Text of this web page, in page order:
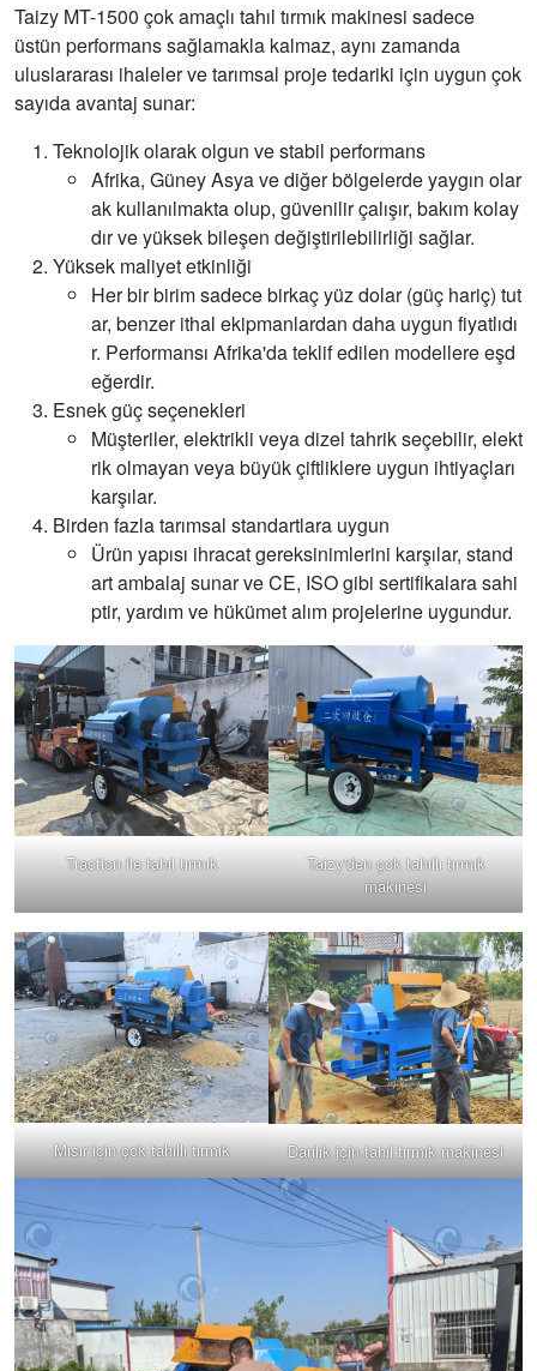
Taizy MT-1500 çok amaçlı tahıl tırmık makinesi sadece
üstün performans sağlamakla kalmaz, aynı zamanda
uluslararası ihaleler ve tarımsal proje tedariki için uygun çok
sayıda avantaj sunar:
Teknolojik olarak olgun ve stabil performans
Afrika, Güney Asya ve diğer bölgelerde yaygın olar
ak kullanılmakta olup, güvenilir çalışır, bakım kolay
dır ve yüksek bileşen değiştirilebilirliği sağlar.
Yüksek maliyet etkinliği
Her bir birim sadece birkaç yüz dolar (güç hariç) tut
ar, benzer ithal ekipmanlardan daha uygun fiyatlıdı
r. Performansı Afrika'da teklif edilen modellere eşd
eğerdir.
Esnek güç seçenekleri
Müşteriler, elektrikli veya dizel tahrik seçebilir, elekt
rik olmayan veya büyük çiftliklere uygun ihtiyaçları
karşılar.
Birden fazla tarımsal standartlara uygun
Ürün yapısı ihracat gereksinimlerini karşılar, stand
art ambalaj sunar ve CE, ISO gibi sertifikalara sahi
ptir, yardım ve hükümet alım projelerine uygundur.
Traction ile tahıl tırmık
Taizy'den çok tahıllı tırmık
makinesi
Mısır için çok tahıllı tırmık Darılık için tahıl tırmık makinesi